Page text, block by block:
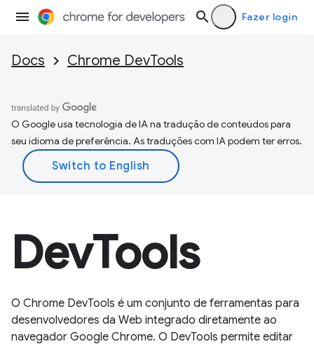
Fazer login
Docs Chrome DevTools
O Google usa tecnologia de IA na tradução de conteúdos para
seu idioma de preferência. As traduções com IA podem ter erros.
DevTools
O Chrome DevTools é um conjunto de ferramentas para
desenvolvedores da Web integrado diretamente ao
navegador Google Chrome. O DevTools permite editar